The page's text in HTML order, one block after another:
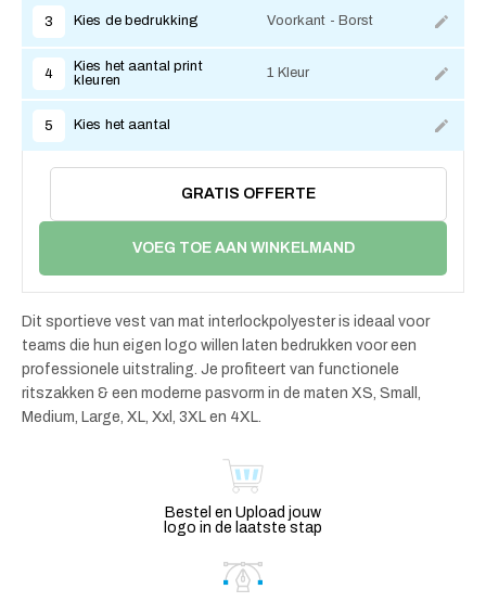
3 Kies de bedrukking Voorkant - Borst
4
Kies het aantal print
kleuren
1 Kleur
5 Kies het aantal
GRATIS OFFERTE
VOEG TOE AAN WINKELMAND
Dit sportieve vest van mat interlockpolyester is ideaal voor
teams die hun eigen logo willen laten bedrukken voor een
professionele uitstraling. Je profiteert van functionele
ritszakken & een moderne pasvorm in de maten XS, Small,
Medium, Large, XL, Xxl, 3XL en 4XL.
Bestel en Upload jouw
logo in de laatste stap